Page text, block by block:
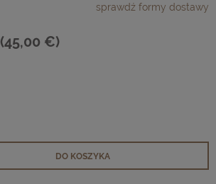
sprawdź formy dostawy
(45,00 €)
DO KOSZYKA